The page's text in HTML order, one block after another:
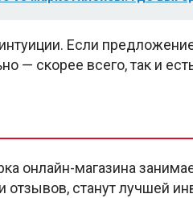
Если
— скорее всего, так и
онлайн-магазина
отзывов, станут лучшей